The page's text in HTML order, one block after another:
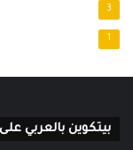
3
1
بيتكوين بالعربي